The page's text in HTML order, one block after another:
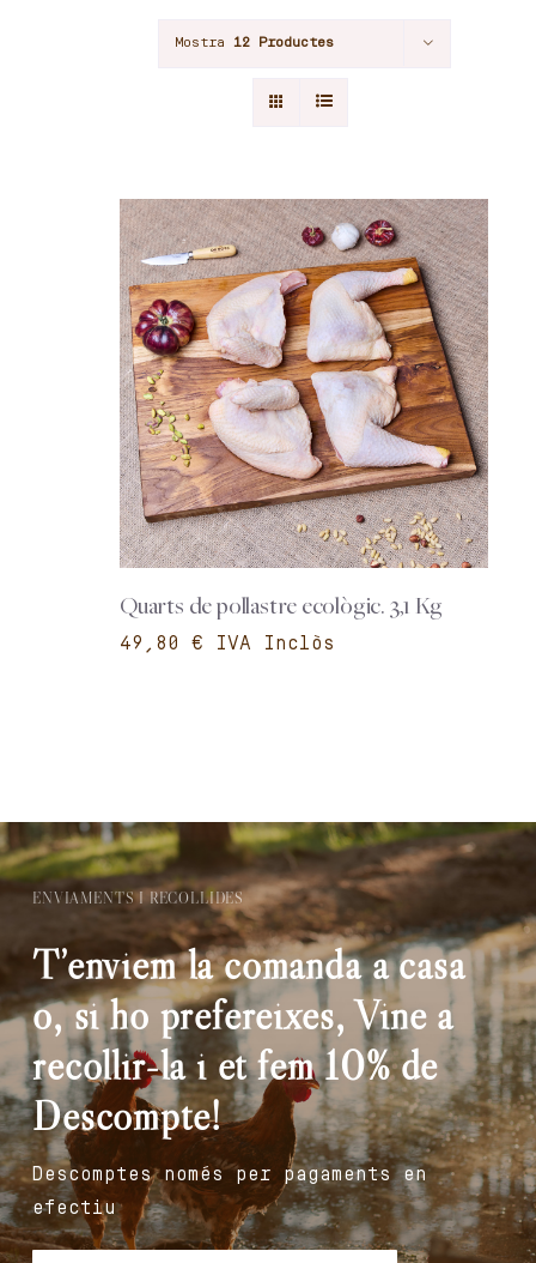
Mostra 12 Productes
Quarts de pollastre ecològic. 3,1 Kg
€
ENVIAMENTS I RECOLLIDES
T’enviem la comanda a casa
o, si ho prefereixes, Vine a
recollir-la i et fem 10% de
Descompte!
Descomptes només per pagaments en
efectiu